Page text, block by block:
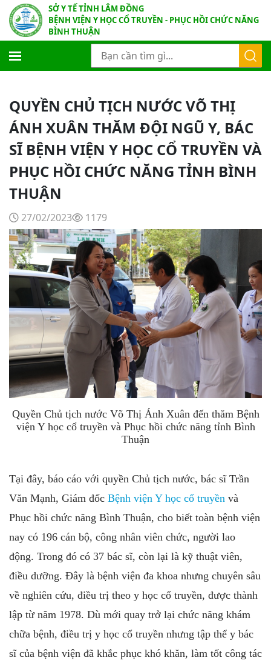
SỞ Y TẾ TỈNH LÂM ĐỒNG
BỆNH VIỆN Y HỌC CỔ TRUYỀN - PHỤC HỒI CHỨC NĂNG
BÌNH THUẬN
QUYỀN CHỦ TỊCH NƯỚC VÕ THỊ
ÁNH XUÂN THĂM ĐỘI NGŨ Y, BÁC
SĨ BỆNH VIỆN Y HỌC CỔ TRUYỀN VÀ
PHỤC HỒI CHỨC NĂNG TỈNH BÌNH
THUẬN
27/02/2023 1179
Quyền Chủ tịch nước Võ Thị Ánh Xuân đến thăm Bệnh
viện Y học cổ truyền và Phục hồi chức năng tỉnh Bình
Thuận
Tại đây, báo cáo với quyền Chủ tịch nước, bác sĩ Trần
Văn Mạnh, Giám đốc Bệnh viện Y học cổ truyền và
Phục hồi chức năng Bình Thuận, cho biết toàn bệnh viện
nay có 196 cán bộ, công nhân viên chức, người lao
động. Trong đó có 37 bác sĩ, còn lại là kỹ thuật viên,
điều dưỡng. Đây là bệnh viện đa khoa nhưng chuyên sâu
về nghiên cứu, điều trị theo y học cổ truyền, được thành
lập từ năm 1978. Dù mới quay trở lại chức năng khám
chữa bệnh, điều trị y học cổ truyền nhưng tập thể y bác
sĩ của bệnh viện đã khắc phục khó khăn, làm tốt công tác